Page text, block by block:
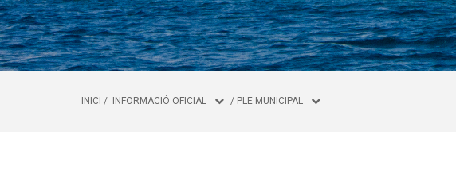
INICI / INFORMACIÓ OFICIAL / PLE MUNICIPAL